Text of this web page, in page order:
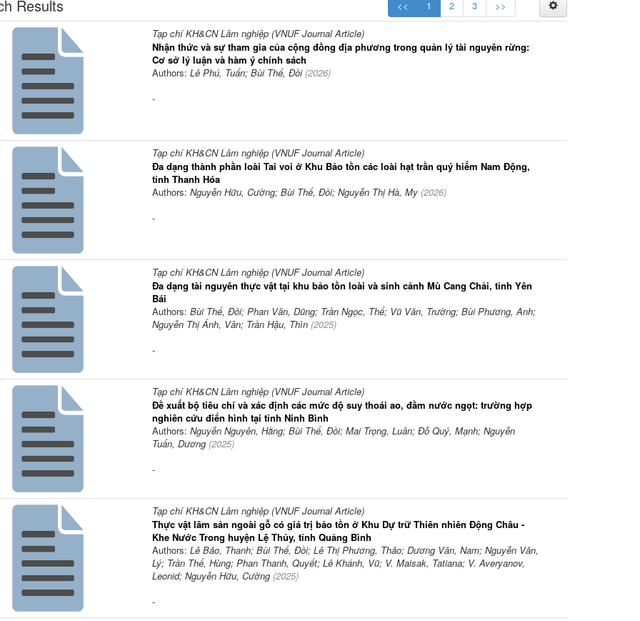
Results << 1 2 3 >>
Tạp chí KH&CN Lâm nghiệp (VNUF Journal Article)
Nhận thức và sự tham gia của cộng đồng địa phương trong quản lý tài nguyên rừng:
Cơ sở lý luận và hàm ý chính sách
Authors: Lê Phú, Tuấn; Bùi Thế, Đồi(2026)
-
Tạp chí KH&CN Lâm nghiệp (VNUF Journal Article)
Đa dạng thành phần loài Tai voi ở Khu Bảo tồn các loài hạt trần quý hiếm Nam Động,
tỉnh Thanh Hóa
Authors: Nguyễn Hữu, Cường; Bùi Thế, Đồi; Nguyễn Thị Hà, My (2026)
-
Tạp chí KH&CN Lâm nghiệp (VNUF Journal Article)
Đa dạng tài nguyên thực vật tại khu bảo tồn loài và sinh cảnh Mù Cang Chải, tỉnh Yên
Bái
Authors: Bùi Thế, Đồi; Phan Văn, Dũng; Trần Ngọc, Thể; Vũ Văn, Trường; Bùi Phương, Anh;
Nguyễn Thị Ánh, Vân; Trần Hậu, Thìn (2025)
-
Tạp chí KH&CN Lâm nghiệp (VNUF Journal Article)
Đề xuất bộ tiêu chí và xác định các mức độ suy thoái ao, đầm nước ngọt: trường hợp
nghiên cứu điển hình tại tỉnh Ninh Bình
Authors: Nguyễn Nguyên, Hằng; Bùi Thế, Đồi; Mai Trọng, Luân; Đỗ Quý, Mạnh; Nguyễn
Tuấn, Dương (2025)
-
Tạp chí KH&CN Lâm nghiệp (VNUF Journal Article)
Thực vật lâm sản ngoài gỗ có giá trị bảo tồn ở Khu Dự trữ Thiên nhiên Động Châu -
Khe Nước Trong huyện Lệ Thủy, tỉnh Quảng Bình
Authors: Lê Bảo, Thanh; Bùi Thế, Đồi; Lê Thị Phương, Thảo; Dương Văn, Nam; Nguyễn Văn,
Lý; Trần Thế, Hùng; Phan Thanh, Quyết; Lê Khánh, Vũ; V. Maisak, Tatiana; V. Averyanov,
Leonid; Nguyễn Hữu, Cường (2025)
-